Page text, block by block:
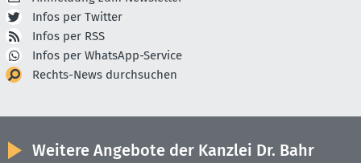
Infos per Twitter
Infos per RSS
Infos per WhatsApp-Service
Rechts-News durchsuchen
Weitere Angebote der Kanzlei Dr. Bahr